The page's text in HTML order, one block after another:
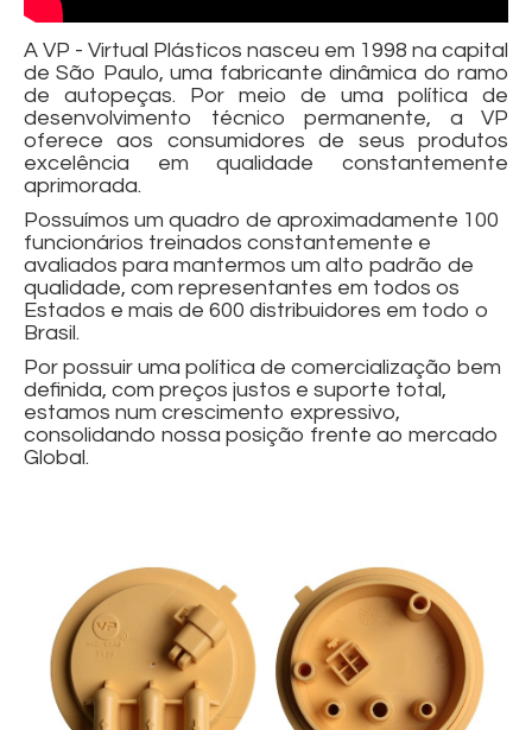
A VP - Virtual Plásticos nasceu em 1998 na capital
de São Paulo, uma fabricante dinâmica do ramo
de autopeças. Por meio de uma política de
desenvolvimento técnico permanente, a VP
oferece aos consumidores de seus produtos
excelência em qualidade constantemente
aprimorada.
Possuímos um quadro de aproximadamente 100
funcionários treinados constantemente e
avaliados para mantermos um alto padrão de
qualidade, com representantes em todos os
Estados e mais de 600 distribuidores em todo o
Brasil.
Por possuir uma política de comercialização bem
definida, com preços justos e suporte total,
estamos num crescimento expressivo,
consolidando nossa posição frente ao mercado
Global.